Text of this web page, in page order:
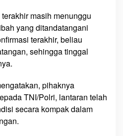
masih menunggu
yang ditandatangani
terakhir, beliau
sehingga tinggal
pihaknya
TNI/Polri, lantaran telah
secara kompak dalam